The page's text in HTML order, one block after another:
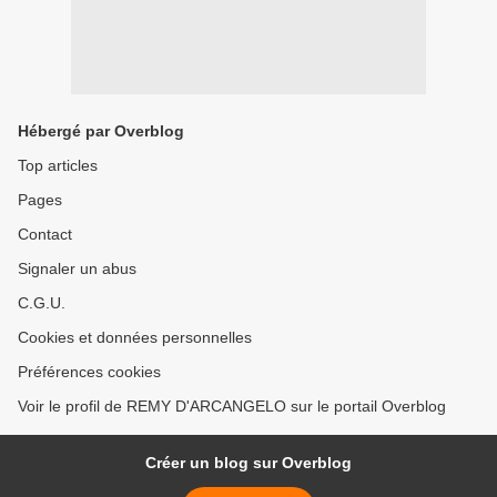
Hébergé par Overblog
Top articles
Pages
Contact
Signaler un abus
C.G.U.
Cookies et données personnelles
Préférences cookies
Voir le profil de REMY D'ARCANGELO sur le portail Overblog
Créer un blog sur Overblog